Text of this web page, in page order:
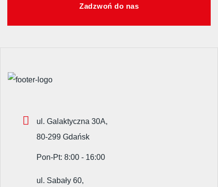
Zadzwoń do nas
ul. Galaktyczna 30A,
80-299 Gdańsk
Pon-Pt: 8:00 - 16:00
ul. Sabały 60,